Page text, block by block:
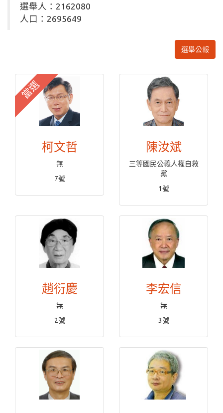
選舉人：2162080
人口：2695649
選舉公報
當選
柯文哲
無
7號
陳汝斌
三等國民公義人權自救
黨
1號
趙衍慶
無
2號
李宏信
無
3號